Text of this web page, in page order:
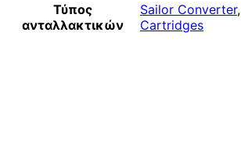
Τύπος
ανταλλακτικών
Sailor Converter,
Cartridges